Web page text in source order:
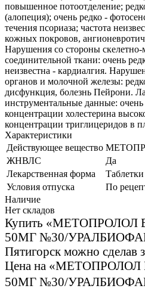
повышенное потоотделение;
(алопеция); очень редко -
течения псориаза; частота
кожных покровов,
Нарушения со стороны
соединительной ткани: очень
неизвестна - кардиалгия.
органов и молочной железы:
дисфункция, болезнь Пейрони.
инструментальные данные:
концентрации холестерина
концентрации триглицеридов в
Характеристики
Действующее вещество
ЖНВЛС
Да
Лекарственная форма
Таблетки
Условия отпуска
По
Наличие
Нет складов
Купить
50МГ №30/
Пятигорск можно сделав
Цена на
50МГ №30/